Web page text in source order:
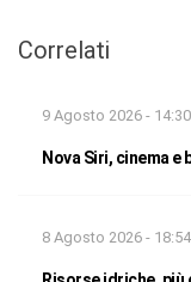
Correlati
9 Agosto 2026 - 14:30
Nova Siri, cinema
8 Agosto 2026 - 18:54